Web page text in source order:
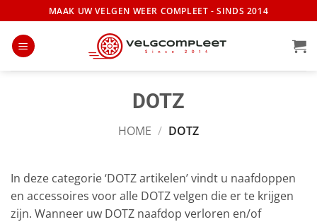
naar
inhoud
MAAK UW VELGEN WEER COMPLEET - SINDS 2014
DOTZ
HOME / DOTZ
In deze categorie ‘DOTZ artikelen’ vindt u naafdoppen
en accessoires voor alle DOTZ velgen die er te krijgen
zijn. Wanneer uw DOTZ naafdop verloren en/of